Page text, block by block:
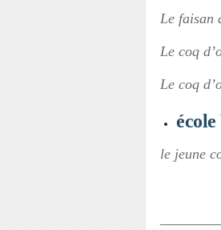
Le faisan
Le coq
Le coq
école
le jeune